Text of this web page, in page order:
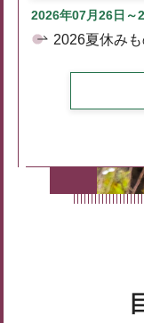
2026年07月26日～
2026夏休み